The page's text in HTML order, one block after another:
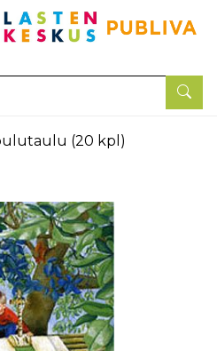
Hae
(20 kpl)